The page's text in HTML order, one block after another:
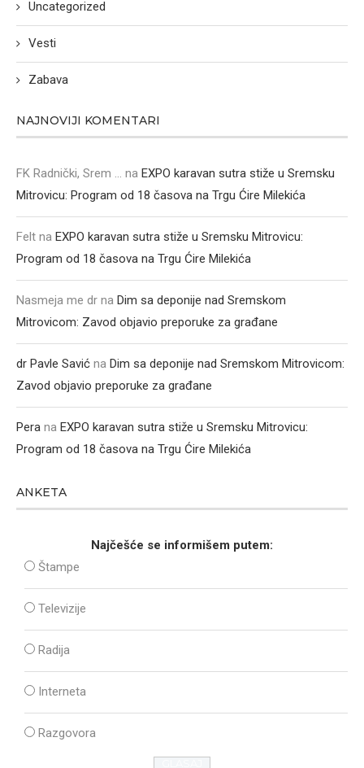
Uncategorized
Vesti
Zabava
NAJNOVIJI KOMENTARI
FK Radnički, Srem ... na EXPO karavan sutra stiže u Sremsku
Mitrovicu: Program od 18 časova na Trgu Ćire Milekića
Felt na EXPO karavan sutra stiže u Sremsku Mitrovicu:
Program od 18 časova na Trgu Ćire Milekića
Nasmeja me dr na Dim sa deponije nad Sremskom
Mitrovicom: Zavod objavio preporuke za građane
dr Pavle Savić na Dim sa deponije nad Sremskom Mitrovicom:
Zavod objavio preporuke za građane
Pera na EXPO karavan sutra stiže u Sremsku Mitrovicu:
Program od 18 časova na Trgu Ćire Milekića
ANKETA
Najčešće se informišem putem:
Štampe
Televizije
Radija
Interneta
Razgovora